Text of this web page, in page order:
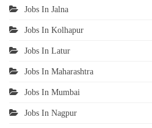
Jobs In Jalna
Jobs In Kolhapur
Jobs In Latur
Jobs In Maharashtra
Jobs In Mumbai
Jobs In Nagpur